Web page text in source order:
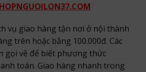
vụ giao hàng tận nơi ở nội thành
trên hoặc bằng 100.000đ. Các
gọi về để biết phương thức
toán. Giao hàng nhanh trong